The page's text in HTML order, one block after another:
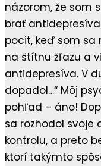
názorom, že som
brať
pocit, keď som sa
na štítnu žľazu a
antidepresíva. V
dopadol…“ Môj
pohľad – áno!
sa rozhodol svoje
kontrolu, a preto
ktorí takýmto